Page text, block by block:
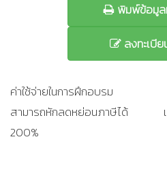
พิมพ์ข้อมูล
ลงทะเบี
ค่าใช้จ่ายในการฝึกอบรม
สามารถหักลดหย่อนภาษีได้
200%